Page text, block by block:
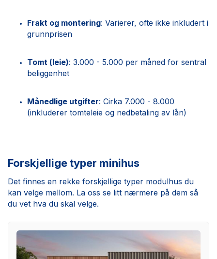
Frakt og montering: Varierer, ofte ikke inkludert i
grunnprisen
Tomt (leie): 3.000 - 5.000 per måned for sentral
beliggenhet
Månedlige utgifter: Cirka 7.000 - 8.000
(inkluderer tomteleie og nedbetaling av lån)
Forskjellige typer minihus
Det finnes en rekke forskjellige typer modulhus du
kan velge mellom. La oss se litt nærmere på dem så
du vet hva du skal velge.